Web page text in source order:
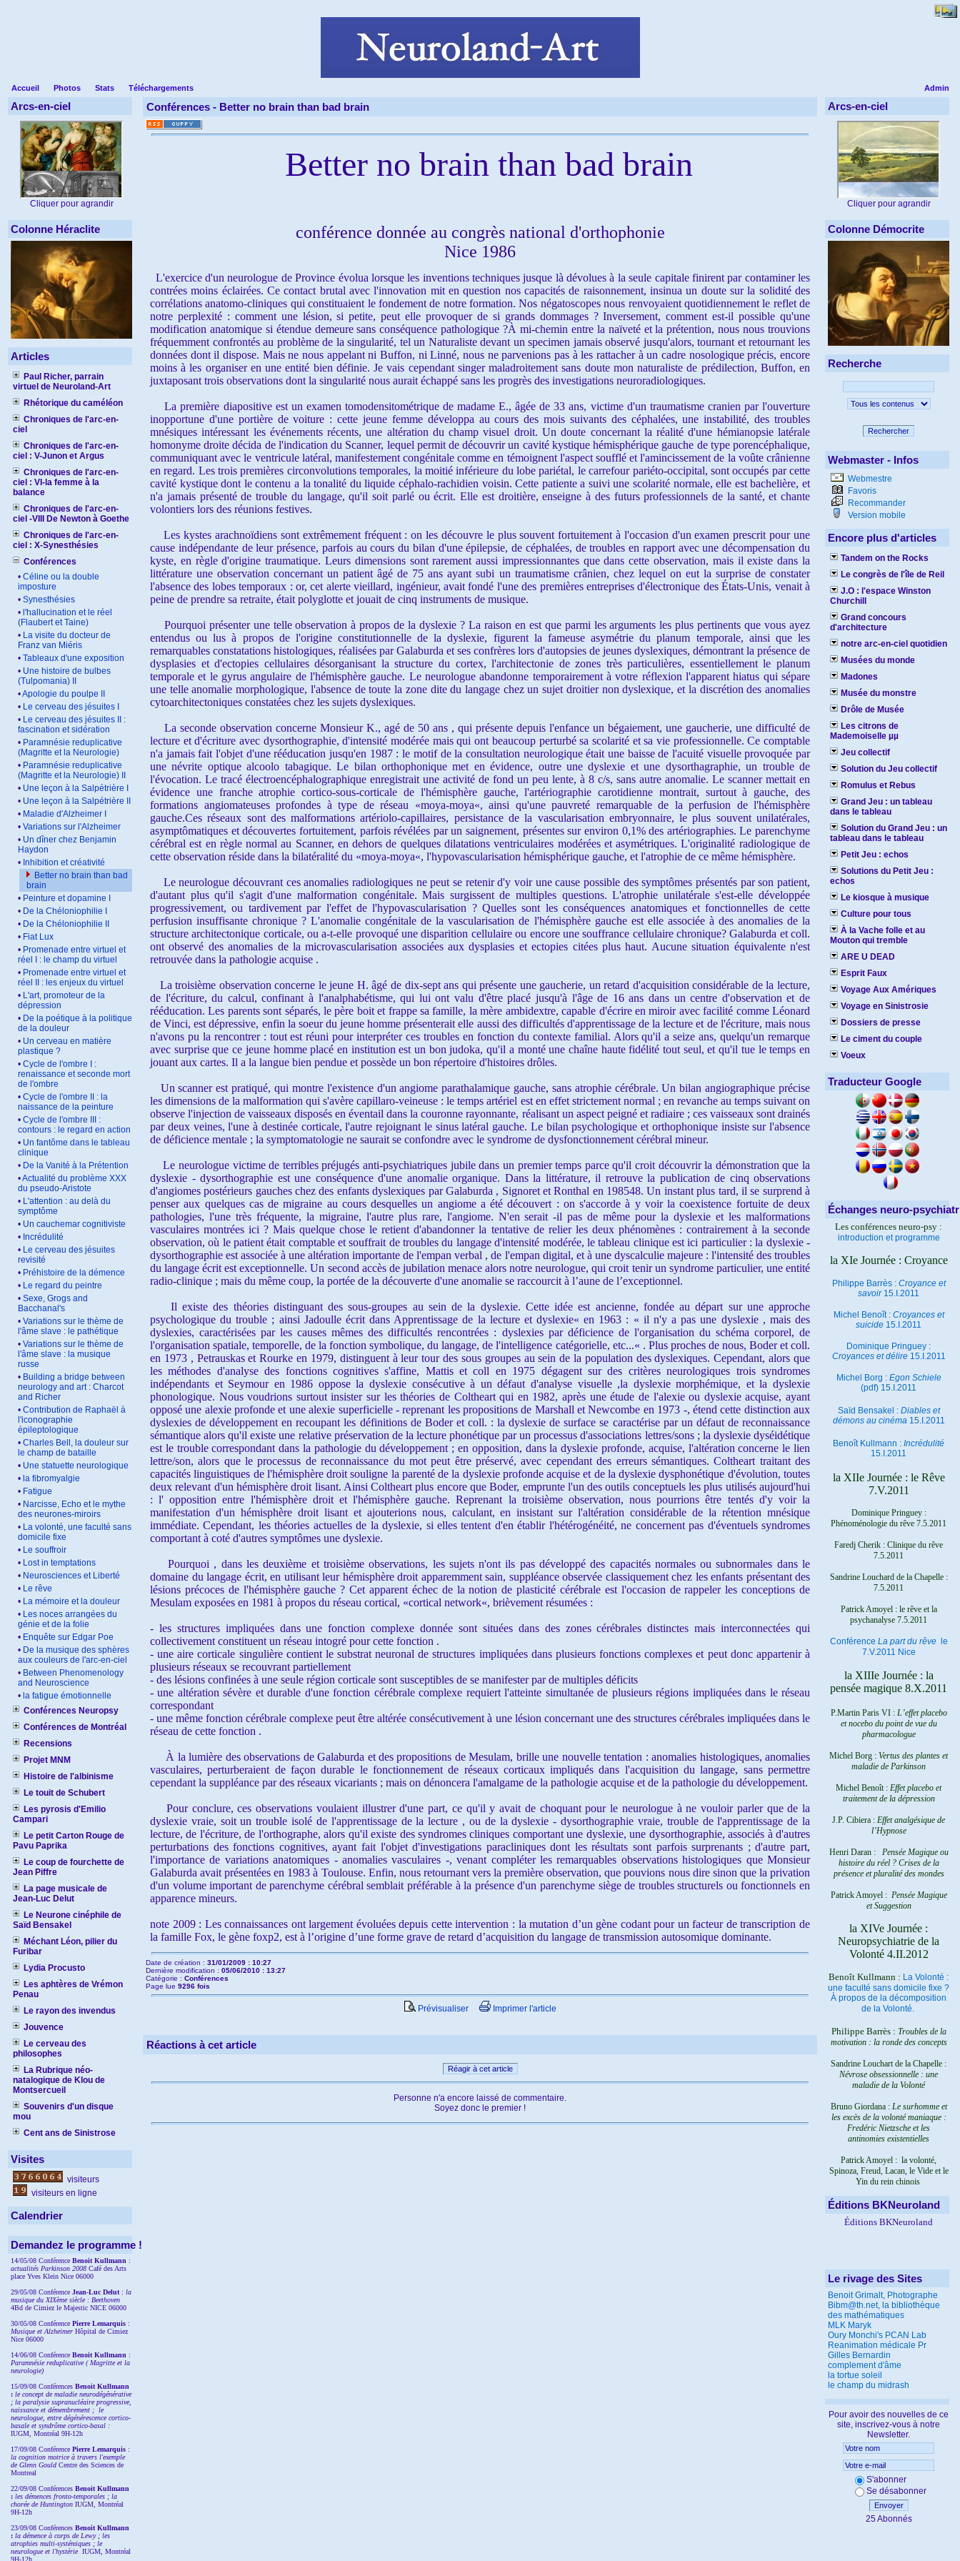
Admin
Accueil Photos Stats Téléchargements
Arcs-en-ciel
Cliquer pour agrandir
Colonne Héraclite
Articles
Paul Richer, parrain
virtuel de Neuroland-Art
Rhétorique du caméléon
Chroniques de l'arc-en-
ciel
Chroniques de l'arc-en-
ciel : V-Junon et Argus
Chroniques de l'arc-en-
ciel : VI-la femme à la
balance
Chroniques de l'arc-en-
ciel -VIII De Newton à Goethe
Chroniques de l'arc-en-
ciel : X-Synesthésies
Conférences
• Céline ou la double
imposture
• Synesthésies
• l'hallucination et le réel
(Flaubert et Taine)
• La visite du docteur de
Franz van Miéris
• Tableaux d'une exposition
• Une histoire de bulbes
(Tulpomania) II
•Apologie du poulpe II
• Le cerveau des jésuites I
• Le cerveau des jésuites II :
fascination et sidération
• Paramnésie reduplicative
(Magritte et la Neurologie)
• Paramnésie reduplicative
(Magritte et la Neurologie) II
• Une leçon à la Salpétrière I
• Une leçon à la Salpétrière II
• Maladie d'Alzheimer I
• Variations sur l'Alzheimer
• Un dîner chez Benjamin
Haydon
• Inhibition et créativité
Better no brain than bad
brain
• Peinture et dopamine I
• De la Chéloniophilie I
• De la Chéloniophilie II
• Fiat Lux
• Promenade entre virtuel et
réel I : le champ du virtuel
• Promenade entre virtuel et
réel II : les enjeux du virtuel
• L'art, promoteur de la
dépression
• De la poétique à la politique
de la douleur
• Un cerveau en matière
plastique ?
• Cycle de l'ombre I :
renaissance et seconde mort
de l'ombre
• Cycle de l'ombre II : la
naissance de la peinture
• Cycle de l'ombre III :
contours : le regard en action
• Un fantôme dans le tableau
clinique
• De la Vanité à la Prétention
•Actualité du problème XXX
du pseudo-Aristote
• L'attention : au delà du
symptôme
• Un cauchemar cognitiviste
• Incrédulité
• Le cerveau des jésuites
revisité
• Préhistoire de la démence
• Le regard du peintre
• Sexe, Grogs and
Bacchanal's
• Variations sur le thème de
l'âme slave : le pathétique
• Variations sur le thème de
l'âme slave : la musique
russe
• Building a bridge between
neurology and art : Charcot
and Richer
• Contribution de Raphaël à
l'iconographie
épileptologique
• Charles Bell, la douleur sur
le champ de bataille
• Une statuette neurologique
• la fibromyalgie
• Fatigue
• Narcisse, Echo et le mythe
des neurones-miroirs
• La volonté, une faculté sans
domicile fixe
• Le souffroir
• Lost in temptations
• Neurosciences et Liberté
• Le rêve
• La mémoire et la douleur
• Les noces arrangées du
génie et de la folie
• Enquête sur Edgar Poe
• De la musique des sphères
aux couleurs de l'arc-en-ciel
• Between Phenomenology
and Neuroscience
• la fatigue émotionnelle
Conférences Neuropsy
Conférences de Montréal
Recensions
Projet MNM
Histoire de l'albinisme
Le touit de Schubert
Les pyrosis d'Emilio
Campari
Le petit Carton Rouge de
Pavu Paprika
Le coup de fourchette de
Jean Piffre
La page musicale de
Jean-Luc Delut
Le Neurone cinéphile de
Saïd Bensakel
Méchant Léon, pilier du
Furibar
Lydia Procusto
Les aphtères de Vrémon
Penau
Le rayon des invendus
Jouvence
Le cerveau des
philosophes
La Rubrique néo-
natalogique de Klou de
Montsercueil
Souvenirs d'un disque
mou
Cent ans de Sinistrose
Visites
visiteurs
visiteurs en ligne
Calendrier
Demandez le programme !
14/05/08 Conférence Benoit Kullmann :
actualités Parkinson 2008 Café des Arts
place Yves Klein Nice 06000
29/05/08 Conférence Jean-Luc Delut : la
musique du XIXème siècle : Beethoven
4Bd de Cimiez le Majestic NICE 06000
30/05/08 Conférence Pierre Lemarquis :
Musique et Alzheimer Hôpital de Cimiez
Nice 06000
14/06/08 Conférence Benoit Kullmann :
Paramnésie reduplicative ( Magritte et la
neurologie)
15/09/08 Conférences Benoit Kullmann
: le concept de maladie neurodégénérative
; la paralysie supranucléaire progressive,
naissance et démembrement ; le
neurologue, entre dégénérescence cortico-
basale et syndrôme cortico-basal :
IUGM, Montréal 9H-12h
17/09/08 Conférence Pierre Lemarquis :
la cognition motrice à travers l'exemple
de Glenn Gould Centre des Sciences de
Montreal
22/09/08 Conférences Benoit Kullmann
: les démences fronto-temporales ; la
chorée de Huntington IUGM, Montréal
9H-12h
23/09/08 Conférences Benoit Kullmann
: la démence à corps de Lewy ; les
atrophies multi-systémiques ; le
neurologue et l'hystérie IUGM, Montréal
9H-12h
Conférences - Better no brain than bad brain
Better no brain than bad brain
conférence donnée au congrès national d'orthophonie
Nice 1986
L'exercice d'un neurologue de Province évolua lorsque les inventions techniques jusque là dévolues à la seule capitale finirent par contaminer les
contrées moins éclairées. Ce contact brutal avec l'innovation mit en question nos capacités de raisonnement, insinua un doute sur la solidité des
corrélations anatomo-cliniques qui constituaient le fondement de notre formation. Nos négatoscopes nous renvoyaient quotidiennement le reflet de
notre perplexité : comment une lésion, si petite, peut elle provoquer de si grands dommages ? Inversement, comment est-il possible qu'une
modification anatomique si étendue demeure sans conséquence pathologique ?À mi-chemin entre la naïveté et la prétention, nous nous trouvions
fréquemment confrontés au problème de la singularité, tel un Naturaliste devant un specimen jamais observé jusqu'alors, tournant et retournant les
données dont il dispose. Mais ne nous appelant ni Buffon, ni Linné, nous ne parvenions pas à les rattacher à un cadre nosologique précis, encore
moins à les organiser en une entité bien définie. Je vais cependant singer maladroitement sans doute mon naturaliste de prédilection, Buffon, en
juxtaposant trois observations dont la singularité nous aurait échappé sans les progrès des investigations neuroradiologiques.
La première diapositive est un examen tomodensitométrique de madame E., âgée de 33 ans, victime d'un traumatisme cranien par l'ouverture
inopportune d'une portière de voiture : cette jeune femme développa au cours des mois suivants des céphalées, une instabilité, des troubles
mnésiques intéressant les événements récents, une altération du champ visuel droit. Un doute concernant la réalité d'une hémianopsie latérale
homonyme droite décida de l'indication du Scanner, lequel permit de découvrir un cavité kystique hémisphérique gauche de type porencéphalique,
communiquant avec le ventricule latéral, manifestement congénitale comme en témoignent l'aspect soufflé et l'amincissement de la voûte crânienne
en regard. Les trois premières circonvolutions temporales, la moitié inférieure du lobe pariétal, le carrefour pariéto-occipital, sont occupés par cette
cavité kystique dont le contenu a la tonalité du liquide céphalo-rachidien voisin. Cette patiente a suivi une scolarité normale, elle est bachelière, et
n'a jamais présenté de trouble du langage, qu'il soit parlé ou écrit. Elle est droitière, enseigne à des futurs professionnels de la santé, et chante
volontiers lors des réunions festives.
Les kystes arachnoïdiens sont extrêmement fréquent : on les découvre le plus souvent fortuitement à l'occasion d'un examen prescrit pour une
cause indépendante de leur présence, parfois au cours du bilan d'une épilepsie, de céphalées, de troubles en rapport avec une décompensation du
kyste, en règle d'origine traumatique. Leurs dimensions sont rarement aussi impressionnantes que dans cette observation, mais il existe dans la
littérature une observation concernant un patient âgé de 75 ans ayant subi un traumatisme crânien, chez lequel on eut la surprise de constater
l'absence des lobes temporaux : or, cet alerte vieillard, ingénieur, avait fondé l'une des premières entreprises d'électronique des États-Unis, venait à
peine de prendre sa retraite, était polyglotte et jouait de cinq instruments de musique.
Pourquoi présenter une telle observation à propos de la dyslexie ? La raison en est que parmi les arguments les plus pertinents que vous ayez
entendus ou lus à propos de l'origine constitutionnelle de la dyslexie, figurent la fameuse asymétrie du planum temporale, ainsi que les
remarquables constatations histologiques, réalisées par Galaburda et ses confrères lors d'autopsies de jeunes dyslexiques, démontrant la présence de
dysplasies et d'ectopies cellulaires désorganisant la structure du cortex, l'architectonie de zones très particulières, essentiellement le planum
temporale et le gyrus angulaire de l'hémisphère gauche. Le neurologue abandonne temporairement à votre réflexion l'apparent hiatus qui sépare
une telle anomalie morphologique, l'absence de toute la zone dite du langage chez un sujet droitier non dyslexique, et la discrétion des anomalies
cytoarchitectoniques constatées chez les sujets dyslexiques.
La seconde observation concerne Monsieur K., agé de 50 ans , qui présente depuis l'enfance un bégaiement, une gaucherie, une difficulté de
lecture et d'écriture avec dysorthographie, d'intensité modérée mais qui ont beaucoup perturbé sa scolarité et sa vie professionnelle. Ce comptable
n'a jamais fait l'objet d'une rééducation jusqu'en 1987 : le motif de la consultation neurologique était une baisse de l'acuité visuelle provoquée par
une névrite optique alcoolo tabagique. Le bilan orthophonique met en évidence, outre une dyslexie et une dysorthagraphie, un trouble de
l'évocation. Le tracé électroencéphalographique enregistrait une activité de fond un peu lente, à 8 c/s, sans autre anomalie. Le scanner mettait en
évidence une franche atrophie cortico-sous-corticale de l'hémisphère gauche, l'artériographie carotidienne montrait, surtout à gauche, des
formations angiomateuses profondes à type de réseau «moya-moya«, ainsi qu'une pauvreté remarquable de la perfusion de l'hémisphère
gauche.Ces réseaux sont des malformations artériolo-capillaires, persistance de la vascularisation embryonnaire, le plus souvent unilatérales,
asymptômatiques et découvertes fortuitement, parfois révélées par un saignement, présentes sur environ 0,1% des artériographies. Le parenchyme
cérébral est en règle normal au Scanner, en dehors de quelques dilatations ventriculaires modérées et asymétriques. L'originalité radiologique de
cette observation réside dans la bilatéralité du «moya-moya«, l'hypovascularisation hémisphérique gauche, et l'atrophie de ce même hémisphère.
Le neurologue découvrant ces anomalies radiologiques ne peut se retenir d'y voir une cause possible des symptômes présentés par son patient,
d'autant plus qu'il s'agit d'une malformation congénitale. Mais surgissent de multiples questions. L'atrophie unilatérale s'est-elle développée
progressivement, ou tardivement par l'effet de l'hypovascularisation ? Quelles sont les conséquences anatomiques et fonctionnelles de cette
perfusion insuffisante chronique ? L'anomalie congénitale de la vascularisation de l'hémisphère gauche est elle associée à des anomalies de la
structure architectonique corticale, ou a-t-elle provoqué une disparition cellulaire ou encore une souffrance cellulaire chronique? Galaburda et coll.
ont observé des anomalies de la microvascularisation associées aux dysplasies et ectopies citées plus haut. Aucune situation équivalente n'est
retrouvée dans la pathologie acquise .
La troisième observation concerne le jeune H. âgé de dix-sept ans qui présente une gaucherie, un retard d'acquisition considérable de la lecture,
de l'écriture, du calcul, confinant à l'analphabétisme, qui lui ont valu d'être placé jusqu'à l'âge de 16 ans dans un centre d'observation et de
rééducation. Les parents sont séparés, le père boit et frappe sa famille, la mère ambidextre, capable d'écrire en miroir avec facilité comme Léonard
de Vinci, est dépressive, enfin la soeur du jeune homme présenterait elle aussi des difficultés d'apprentissage de la lecture et de l'écriture, mais nous
n'avons pu la rencontrer : tout est réuni pour interpréter ces troubles en fonction du contexte familial. Alors qu'il a seize ans, quelqu'un remarque
avec surprise que ce jeune homme placé en institution est un bon judoka, qu'il a monté une chaîne haute fidélité tout seul, et qu'il tue le temps en
jouant aux cartes. Il a la langue bien pendue et possède un bon répertoire d'histoires drôles.
Un scanner est pratiqué, qui montre l'existence d'un angiome parathalamique gauche, sans atrophie cérébrale. Un bilan angiographique précise
les dimensions de la malformation qui s'avère capillaro-veineuse : le temps artériel est en effet strictement normal ; en revanche au temps suivant on
observe l'injection de vaisseaux disposés en éventail dans la couronne rayonnante, réalisant un aspect peigné et radiaire ; ces vaisseaux sont drainés
par deux veines, l'une à destinée corticale, l'autre rejoignant le sinus latéral gauche. Le bilan psychologique et orthophonique insiste sur l'absence
de déficience mentale ; la symptomatologie ne saurait se confondre avec le syndrome de dysfonctionnement cérébral mineur.
Le neurologue victime de terribles préjugés anti-psychiatriques jubile dans un premier temps parce qu'il croit découvrir la démonstration que la
dyslexie - dysorthographie est une conséquence d'une anomalie organique. Dans la littérature, il retrouve la publication de cinq observations
d'angiomes postérieurs gauches chez des enfants dyslexiques par Galaburda , Signoret et Ronthal en 198548. Un instant plus tard, il se surprend à
penser aux quelques cas de migraine au cours desquelles un angiome a été découvert : on s'accorde à y voir la coexistence fortuite de deux
pathologies, l'une très fréquente, la migraine, l'autre plus rare, l'angiome. N'en serait -il pas de même pour la dyslexie et les malformations
vasculaires montrées ici ? Mais quelque chose le retient d'abandonner la tentative de relier les deux phénomènes : contrairement à la seconde
observation, où le patient était comptable et souffrait de troubles du langage d'intensité modérée, le tableau clinique est ici particulier : la dyslexie -
dysorthographie est associée à une altération importante de l'empan verbal , de l'empan digital, et à une dyscalculie majeure : l'intensité des troubles
du langage écrit est exceptionnelle. Un second accès de jubilation menace alors notre neurologue, qui croit tenir un syndrome particulier, une entité
radio-clinique ; mais du même coup, la portée de la découverte d'une anomalie se raccourcit à l’aune de l’exceptionnel.
Il existe des théories distinguant des sous-groupes au sein de la dyslexie. Cette idée est ancienne, fondée au départ sur une approche
psychologique du trouble ; ainsi Jadoulle écrit dans Apprentissage de la lecture et dyslexie« en 1963 : « il n'y a pas une dyslexie , mais des
dyslexies, caractérisées par les causes mêmes des difficultés rencontrées : dyslexies par déficience de l'organisation du schéma corporel, de
l'organisation spatiale, temporelle, de la fonction symbolique, du langage, de l'intelligence catégorielle, etc...« . Plus proches de nous, Boder et coll.
en 1973 , Petrauskas et Rourke en 1979, distinguent à leur tour des sous groupes au sein de la population des dyslexiques. Cependant, alors que
les méthodes d'analyse des fonctions cognitives s'affine, Mattis et coll en 1975 dégagent sur des critères neurologiques trois syndromes
indépendants et Seymour en 1986 oppose la dyslexie consécutive à un défaut d'analyse visuelle ,la dyslexie morphémique, et la dyslexie
phonologique. Nous voudrions surtout insister sur les théories de Coltheart qui en 1982, après une étude de l'alexie ou dyslexie acquise, ayant
opposé une alexie profonde et une alexie superficielle - reprenant les propositions de Marshall et Newcombe en 1973 -, étend cette distinction aux
dyslexies de développement en recoupant les définitions de Boder et coll. : la dyslexie de surface se caractérise par un défaut de reconnaissance
sémantique alors qu'il existe une relative préservation de la lecture phonétique par un processus d'associations lettres/sons ; la dyslexie dyséidétique
est le trouble correspondant dans la pathologie du développement ; en opposition, dans la dyslexie profonde, acquise, l'altération concerne le lien
lettre/son, alors que le processus de reconnaissance du mot peut être préservé, avec cependant des erreurs sémantiques. Coltheart traitant des
capacités linguistiques de l'hémisphère droit souligne la parenté de la dyslexie profonde acquise et de la dyslexie dysphonétique d'évolution, toutes
deux relevant d'un hémisphère droit lisant. Ainsi Coltheart plus encore que Boder, emprunte l'un des outils conceptuels les plus utilisés aujourd'hui
: l' opposition entre l'hémisphère droit et l'hémisphère gauche. Reprenant la troisième observation, nous pourrions être tentés d'y voir la
manifestation d'un hémisphère droit lisant et ajouterions nous, calculant, en insistant sur l'altération considérable de la rétention mnésique
immédiate. Cependant, les théories actuelles de la dyslexie, si elles tentent d'en établir l'hétérogénéité, ne concernent pas d'éventuels syndromes
comportant à coté d'autres symptômes une dyslexie.
Pourquoi , dans les deuxième et troisième observations, les sujets n'ont ils pas développé des capacités normales ou subnormales dans le
domaine du langage écrit, en utilisant leur hémisphère droit apparemment sain, suppléance observée classiquement chez les enfants présentant des
lésions précoces de l'hémisphère gauche ? Cet apparent échec de la notion de plasticité cérébrale est l'occasion de rappeler les conceptions de
Mesulam exposées en 1981 à propos du réseau cortical, «cortical network«, brièvement résumées :
- les structures impliquées dans une fonction complexe donnée sont situées dans des zones cérébrales distinctes mais interconnectées qui
collectivement constituent un réseau intogré pour cette fonction .
- une aire corticale singulière contient le substrat neuronal de structures impliquées dans plusieurs fonctions complexes et peut donc appartenir à
plusieurs réseaux se recouvrant partiellement
- des lésions confinées à une seule région corticale sont susceptibles de se manifester par de multiples déficits
- une altération sévère et durable d'une fonction cérébrale complexe requiert l'atteinte simultanée de plusieurs régions impliquées dans le réseau
correspondant
- une même fonction cérébrale complexe peut être altérée consécutivement à une lésion concernant une des structures cérébrales impliquées dans le
réseau de cette fonction .
À la lumière des observations de Galaburda et des propositions de Mesulam, brille une nouvelle tentation : anomalies histologiques, anomalies
vasculaires, perturberaient de façon durable le fonctionnement de réseaux corticaux impliqués dans l'acquisition du langage, sans permettre
cependant la suppléance par des réseaux vicariants ; mais on dénoncera l'amalgame de la pathologie acquise et de la pathologie du développement.
Pour conclure, ces observations voulaient illustrer d'une part, ce qu'il y avait de choquant pour le neurologue à ne vouloir parler que de la
dyslexie vraie, soit un trouble isolé de l'apprentissage de la lecture , ou de la dyslexie - dysorthographie vraie, trouble de l'apprentissage de la
lecture, de l'écriture, de l'orthographe, alors qu'il existe des syndromes cliniques comportant une dyslexie, une dysorthographie, associés à d'autres
perturbations des fonctions cognitives, ayant fait l'objet d'investigations paracliniques dont les résultats sont parfois surprenants ; d'autre part,
l'importance de variations anatomiques - anomalies vasculaires -, venant compléter les remarquables observations histologiques que Monsieur
Galaburda avait présentées en 1983 à Toulouse. Enfin, nous retournant vers la première observation, que pouvions nous dire sinon que la privation
d'un volume important de parenchyme cérébral semblait préférable à la présence d'un parenchyme siège de troubles structurels ou fonctionnels en
apparence mineurs.
note 2009 : Les connaissances ont largement évoluées depuis cette intervention : la mutation d’un gène codant pour un facteur de transcription de
la famille Fox, le gène foxp2, est à l’origine d’une forme grave de retard d’acquisition du langage de transmission autosomique dominante.
Date de création : 31/01/2009 : 10:27
Dernière modification : 05/06/2010 : 13:27
Catégorie : Conférences
Page lue 9296 fois
Prévisualiser Imprimer l'article
Réactions à cet article
Réagir à cet article
Personne n'a encore laissé de commentaire.
Soyez donc le premier !
Arcs-en-ciel
Cliquer pour agrandir
Colonne Démocrite
Recherche
Rechercher
Webmaster - Infos
Webmestre
Favoris
Recommander
Version mobile
Encore plus d'articles
Tandem on the Rocks
Le congrès de l'île de Reil
J.O : l'espace Winston
Churchill
Grand concours
d'architecture
notre arc-en-ciel quotidien
Musées du monde
Madones
Musée du monstre
Drôle de Musée
Les citrons de
Mademoiselle µµ
Jeu collectif
Solution du Jeu collectif
Romulus et Rebus
Grand Jeu : un tableau
dans le tableau
Solution du Grand Jeu : un
tableau dans le tableau
Petit Jeu : echos
Solutions du Petit Jeu :
echos
Le kiosque à musique
Culture pour tous
À la Vache folle et au
Mouton qui tremble
ARE U DEAD
Esprit Faux
Voyage Aux Amériques
Voyage en Sinistrosie
Dossiers de presse
Le ciment du couple
Voeux
Traducteur Google
Échanges neuro-
Les conférences neuro-psy :
introduction et programme
la XIe Journée : Croyance
Philippe Barrès : Croyance et
savoir15.I.2011
Michel Benoît : Croyances et
suicide 15.I.2011
Dominique Pringuey :
Croyances et délire15.I.2011
Michel Borg : Egon Schiele
(pdf) 15.I.2011
Saïd Bensakel : Diables et
démons au cinéma 15.I.2011
Benoît Kullmann : Incrédulité
15.I.2011
la XIIe Journée : le Rêve
7.V.2011
Dominique Pringuey :
Phénoménologie du rêve 7.5.2011
Faredj Cherik : Clinique du rêve
7.5.2011
Sandrine Louchard de la Chapelle :
7.5.2011
Patrick Amoyel : le rêve et la
psychanalyse 7.5.2011
Conférence La part du rêve
le
7.V.2011 Nice
la XIIIe Journée : la
pensée magique 8.X.2011
P.Martin Paris VI : L’effet placebo
et nocebo du point de vue du
pharmacologue
Michel Borg : Vertus des plantes et
maladie de Parkinson
Michel Benoît : Effet placebo et
traitement de la dépression
J.P. Cibiera : Effet analgésique de
l’Hypnose
Henri Daran : Pensée Magique ou
histoire du réel ?Crises de la
présence et pluralité des mondes
Patrick Amoyel : Pensée Magique
et Suggestion
la XIVe Journée :
Neuropsychiatrie de la
Volonté 4.II.2012
Benoît Kullmann : La Volonté :
une faculté sans domicile fixe ?
À propos de la décomposition
de la Volonté.
Philippe Barrès : Troubles de la
motivation : la ronde des concepts
Sandrine Louchart de la Chapelle :
Névrose obsessionnelle : une
maladie de la Volonté
Bruno Giordana : Le surhomme et
les excès de la volonté maniaque :
Fredéric Nietzsche et les
antinomies existentielles
Patrick Amoyel : la volonté,
Spinoza, Freud, Lacan, le Vide et le
Yin du rein chinois
Éditions BKNeuroland
Éditions BKNeuroland
Le rivage des Sites
Benoit Grimalt, Photographe
Bibm@th.net, la bibliothèque
des mathématiques
MLK Maryk
Oury Monchi's PCAN Lab
Reanimation médicale Pr
Gilles Bernardin
complement d'âme
la tortue soleil
le champ du midrash
Pour avoir des nouvelles de ce
site, inscrivez-vous à notre
Newsletter.
S'abonner
Se désabonner
Envoyer
25 Abonnés